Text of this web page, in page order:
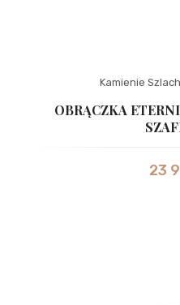
Kamienie
OBRĄCZKA
23